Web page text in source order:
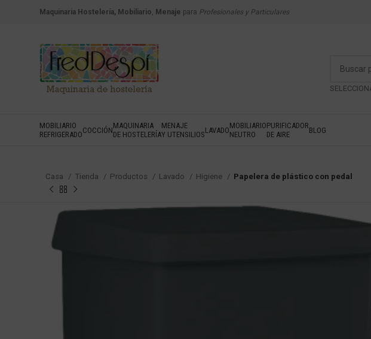
Maquinaria Hostelería, Mobiliario, Menaje para Profesionales y Particulares
MOBILIARIO
REFRIGERADOCOCCIÓNMAQUINARIA
DE HOSTELERÍA
MENAJE
Y UTENSILIOSLAVADOMOBILIARIO
NEUTRO
PURIFICADOR
DE AIRE
BLOG
Casa Tienda Productos Lavado Higiene Papelera de plástico con pedal